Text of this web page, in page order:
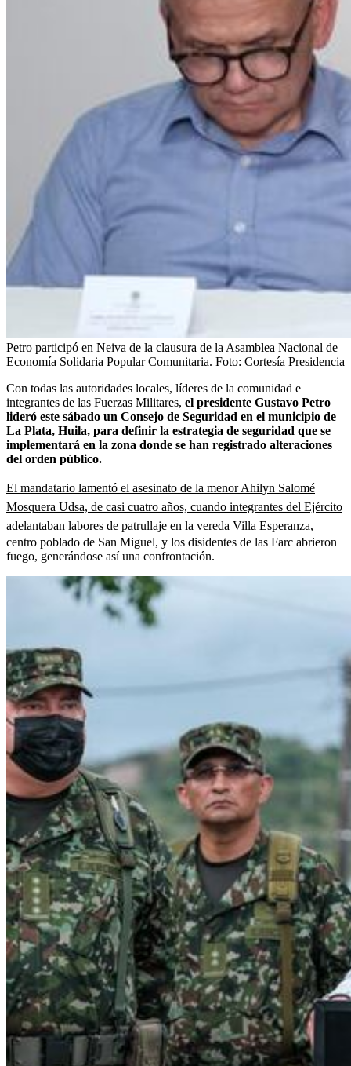
Petro participó en Neiva de la clausura de la Asamblea Nacional de
Economía Solidaria Popular Comunitaria. Foto: Cortesía Presidencia
Con todas las autoridades locales, líderes de la comunidad e
integrantes de las Fuerzas Militares, el presidente Gustavo Petro
lideró este sábado un Consejo de Seguridad en el municipio de
La Plata, Huila, para definir la estrategia de seguridad que se
implementará en la zona donde se han registrado alteraciones
del orden público.
El mandatario lamentó el asesinato de la menor Ahilyn Salomé
Mosquera Udsa, de casi cuatro años, cuando integrantes del Ejército
adelantaban labores de patrullaje en la vereda Villa Esperanza,
centro poblado de San Miguel, y los disidentes de las Farc abrieron
fuego, generándose así una confrontación.